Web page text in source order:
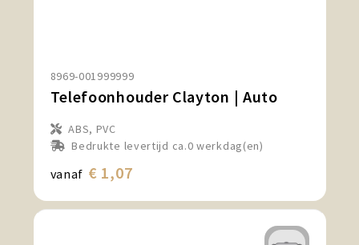
Strand en Zomer
Technologie
Textiel, Kleding en Caps
8969-001999999
Telefoonhouder Clayton | Auto
ABS, PVC
Bedrukte levertijd ca.0 werkdag(en)
vanaf € 1,07